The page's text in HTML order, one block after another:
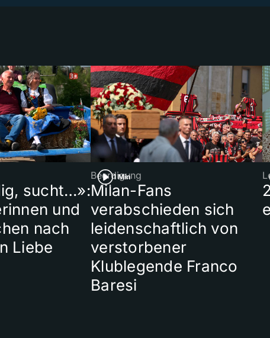
sucht…»:
und
nach
Liebe
1 Min
Beerdigung
Milan-Fans
verabschieden sich
leidenschaftlich von
verstorbener
Klublegende Franco
Baresi